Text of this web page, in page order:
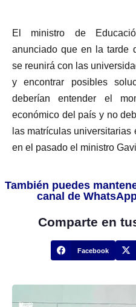
El ministro de
anunciado que en la tarde
se reunirá con las
y encontrar posibles
deberían entender el
económico del país y no
las matrículas universitarias
en el pasado el ministro
También puedes
canal de
Comparte en
Facebook